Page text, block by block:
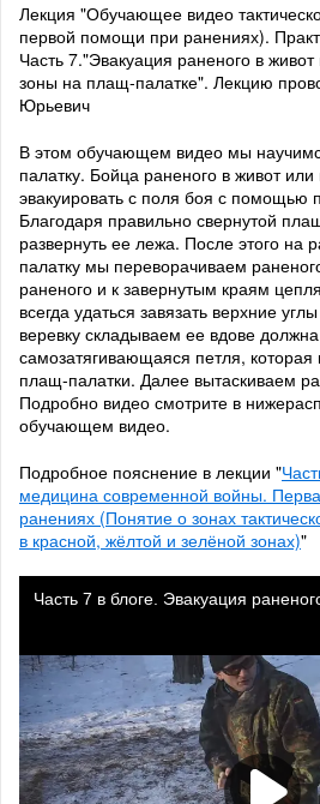
Лекция "Обучающее видео
первой помощи при ранениях).
Часть 7."Эвакуация раненого в живот
зоны на плащ-палатке". Лекцию
Юрьевич
В этом обучающем видео мы
палатку. Бойца раненого в живот
эвакуировать с поля боя с помощью
Благодаря правильно свернутой
развернуть ее лежа. После этого на
палатку мы переворачиваем
раненого и к завернутым краям
всегда удаться завязать верхние
веревку складываем ее вдове
самозатягивающаяся петля, которая
плащ-палатки. Далее вытаскиваем
Подробно видео смотрите в
обучающем видео.
Подробное пояснение в лекции "
медицина современной войны.
ранениях (Понятие о зонах
в красной, жёлтой и зелёной зонах)"